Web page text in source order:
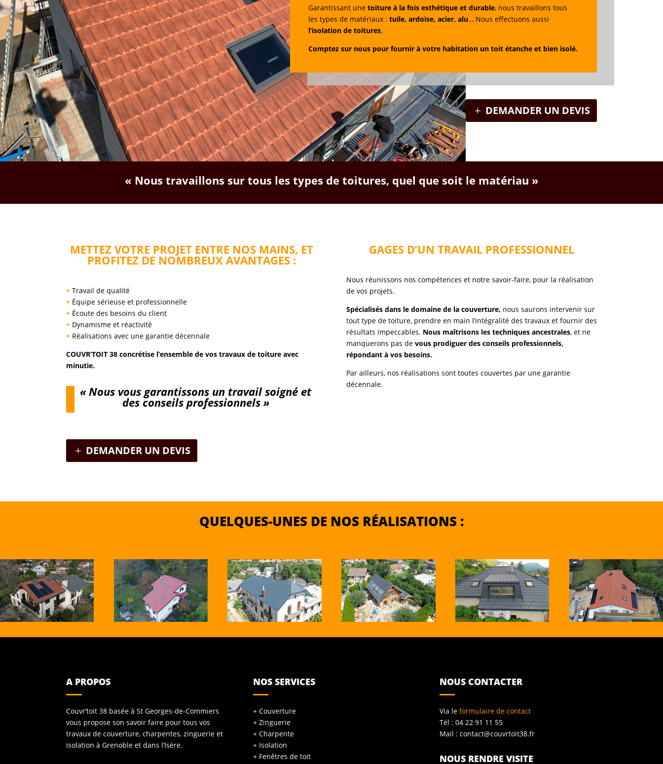
Garantissant unetoiture à la fois esthétique et durable, nous travaillons tous
les types de matériaux :tuile, ardoise, acier, alu… Nous effectuons aussi
l’isolation de toitures.
Comptez sur nous pour fournir à votre habitation un toit étanche et bien isolé.
DEMANDER UN DEVIS
« Nous travaillons sur tous les types de toitures, quel que soit le matériau »
METTEZ VOTRE PROJET ENTRE NOS MAINS, ET
PROFITEZ DE NOMBREUX AVANTAGES :
+ Travail de qualité
+ Équipe sérieuse et professionnelle
+ Écoute des besoins du client
+ Dynamisme et réactivité
+ Réalisations avec une garantie décennale
COUVR’TOIT 38 concrétise l’ensemble de vos travaux de toiture avec
minutie.
« Nous vous garantissons un travail soigné et
des conseils professionnels »
GAGES D’UN TRAVAIL PROFESSIONNEL
Nous réunissons nos compétences et notre savoir-faire, pour la réalisation
de vos projets.
Spécialisés dans le domaine de la couverture, nous saurons intervenir sur
tout type de toiture, prendre en main l’intégralité des travaux et fournir des
résultats impeccables. Nous maîtrisons les techniques ancestrales, et ne
manquerons pas de vous prodiguer des conseils professionnels,
répondant à vos besoins.
Par ailleurs, nos réalisations sont toutes couvertes par une garantie
décennale.
DEMANDER UN DEVIS
QUELQUES-UNES DE NOS RÉALISATIONS :
A PROPOS
Couvr’toit 38 basée à St Georges-de-Commiers
vous propose son savoir faire pour tous vos
travaux de couverture, charpentes, zinguerie et
isolation à Grenoble et dans l’Isère.
NOS SERVICES
+ Couverture
+ Zinguerie
+ Charpente
+ Isolation
+ Fenêtres de toit
NOUS CONTACTER
Via le formulaire de contact
Tél : 04 22 91 11 55
Mail : contact@couvrtoit38.fr
NOUS RENDRE VISITE